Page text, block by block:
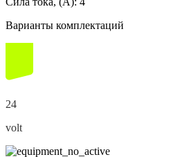
Варианты комплектаций
24
volt